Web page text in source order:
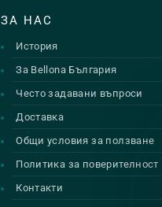
ЗА НАС
История
За Bellona България
Често задавани въпроси
Доставка
Общи условия за ползване
Политика за поверителност
Контакти